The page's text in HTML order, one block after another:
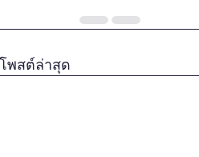
โพสต์ล่าสุด